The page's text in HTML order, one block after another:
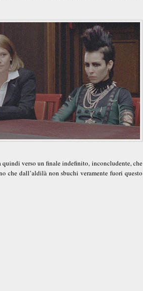
quindi verso un finale indefinito, inconcludente, che
che dall’aldilà non sbuchi veramente fuori questo